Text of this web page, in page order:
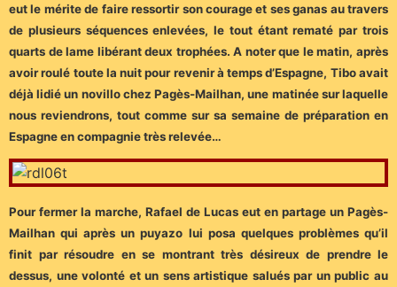
eut le mérite de faire ressortir son courage et ses ganas au travers
de plusieurs séquences enlevées, le tout étant rematé par trois
quarts de lame libérant deux trophées. A noter que le matin, après
avoir roulé toute la nuit pour revenir à temps d’Espagne, Tibo avait
déjà lidié un novillo chez Pagès-Mailhan, une matinée sur laquelle
nous reviendrons, tout comme sur sa semaine de préparation en
Espagne en compagnie très relevée…
Pour fermer la marche, Rafael de Lucas eut en partage un Pagès-
Mailhan qui après un puyazo lui posa quelques problèmes qu’il
finit par résoudre en se montrant très désireux de prendre le
dessus, une volonté et un sens artistique salués par un public au